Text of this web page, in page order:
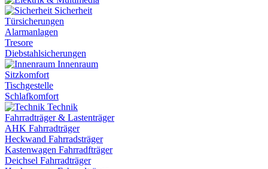
Sicherheit
Türsicherungen
Alarmanlagen
Tresore
Diebstahlsicherungen
Innenraum
Sitzkomfort
Tischgestelle
Schlafkomfort
Technik
Fahrradträger & Lastenträger
AHK Fahrradträger
Heckwand Fahrradsträger
Kastenwagen Fahrradfträger
Deichsel Fahrradträger